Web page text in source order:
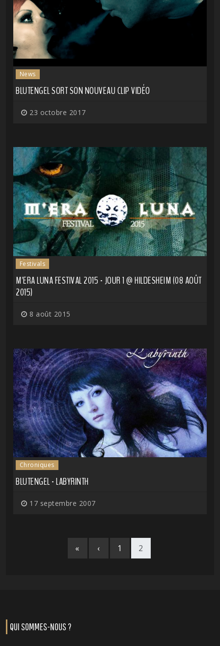
News
BLUTENGEL SORT SON NOUVEAU CLIP VIDÉO
23 octobre 2017
Festivals
M'ERA LUNA FESTIVAL 2015 - JOUR 1 @ HILDESHEIM (08 AOÛT
2015)
8 août 2015
Chroniques
BLUTENGEL - LABYRINTH
17 septembre 2007
« ‹ 1 2
QUI SOMMES-NOUS ?